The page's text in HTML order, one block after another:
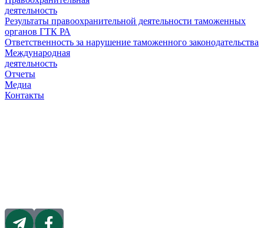
деятельность
Результаты правоохранительной деятельности таможенных
органов ГТК РА
Ответственность за нарушение таможенного законодательства
Международная
деятельность
Отчеты
Медиа
Контакты